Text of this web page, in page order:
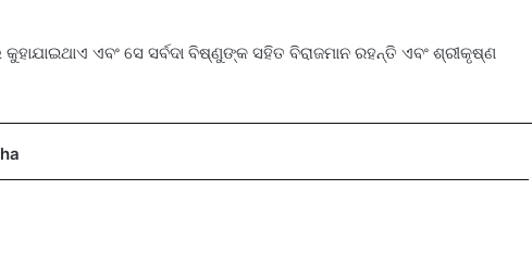
ଏବଂ ସେ ସର୍ବଦା ବିଷ୍ଣୁଙ୍କ ସହିତ ବିରାଜମାନ ରହନ୍ତି ଏବଂ ଶ୍ରୀକୃଷ୍ଣ